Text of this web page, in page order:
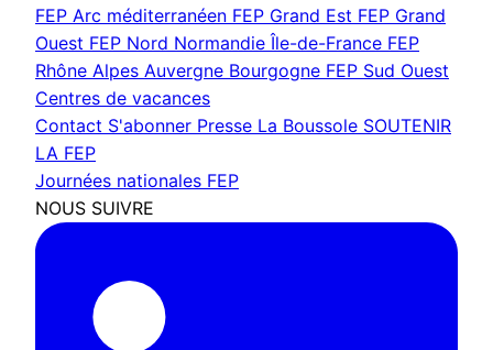
FEP Arc méditerranéen FEP Grand Est FEP Grand
Ouest FEP Nord Normandie Île-de-France FEP
Rhône Alpes Auvergne Bourgogne FEP Sud Ouest
Centres de vacances
Contact S'abonner Presse La Boussole SOUTENIR
LA FEP
Journées nationales FEP
NOUS SUIVRE